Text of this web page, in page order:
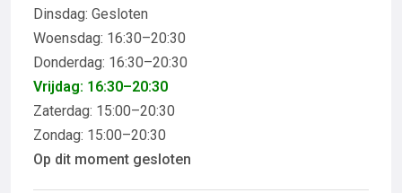
Dinsdag: Gesloten
Woensdag: 16:30–20:30
Donderdag: 16:30–20:30
Vrijdag: 16:30–20:30
Zaterdag: 15:00–20:30
Zondag: 15:00–20:30
Op dit moment gesloten